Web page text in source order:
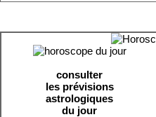
consulter
les prévisions
astrologiques
du jour